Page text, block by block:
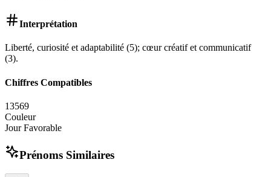
Interprétation
Liberté, curiosité et adaptabilité (5); cœur créatif et communicatif
(3).
Chiffres Compatibles
13569
Couleur
Jour Favorable
Prénoms Similaires